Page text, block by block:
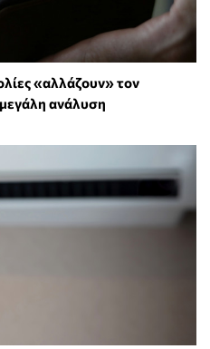
«αλλάζουν» τον
ανάλυση